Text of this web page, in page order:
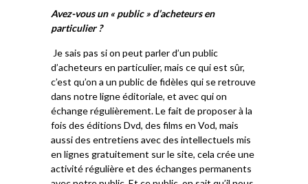
Avez-vous un « public » d’acheteurs en
particulier ?
Je sais pas si on peut parler d’un public
d’acheteurs en particulier, mais ce qui est sûr,
c’est qu’on a un public de fidèles qui se retrouve
dans notre ligne éditoriale, et avec qui on
échange régulièrement. Le fait de proposer à la
fois des éditions Dvd, des films en Vod, mais
aussi des entretiens avec des intellectuels mis
en lignes gratuitement sur le site, cela crée une
activité régulière et des échanges permanents